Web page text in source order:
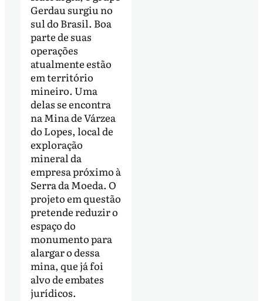
Gerdau surgiu no
sul do Brasil. Boa
parte de suas
operações
atualmente estão
em território
mineiro. Uma
delas se encontra
na Mina de Várzea
do Lopes, local de
exploração
mineral da
empresa próximo à
Serra da Moeda. O
projeto em questão
pretende reduzir o
espaço do
monumento para
alargar o dessa
mina, que já foi
alvo de embates
jurídicos.